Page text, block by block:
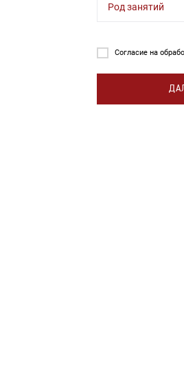
Род занятий
Согласие на